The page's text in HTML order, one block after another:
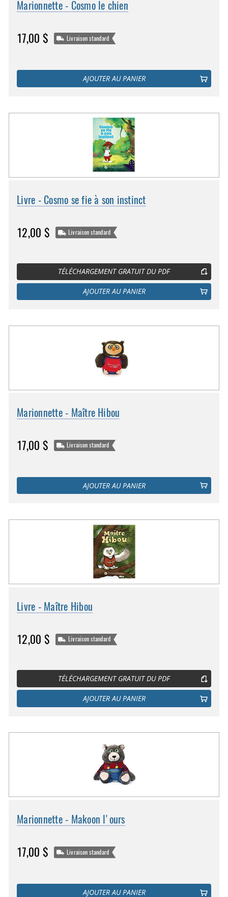
Marionnette - Cosmo le chien
17,00 $ Livraison standard
AJOUTER AU PANIER
Livre - Cosmo se fie à son instinct
12,00 $ Livraison standard
TÉLÉCHARGEMENT GRATUIT DU PDF
AJOUTER AU PANIER
Marionnette - Maître Hibou
17,00 $ Livraison standard
AJOUTER AU PANIER
Livre - Maître Hibou
12,00 $ Livraison standard
TÉLÉCHARGEMENT GRATUIT DU PDF
AJOUTER AU PANIER
Marionnette - Makoon l'ours
17,00 $ Livraison standard
AJOUTER AU PANIER